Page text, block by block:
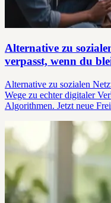
Alternative zu
verpasst, wenn du
Alternative zu sozialen
Wege zu echter digitaler
Algorithmen. Jetzt neue